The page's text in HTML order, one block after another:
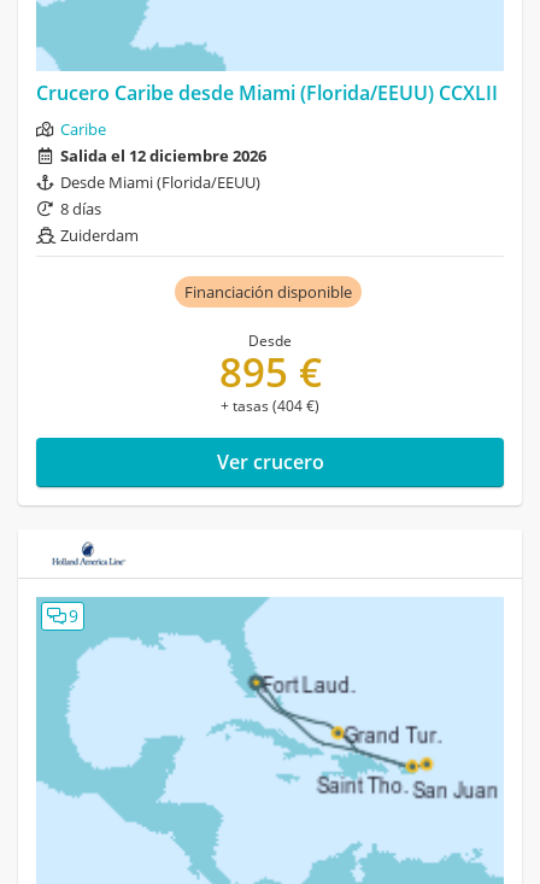
Crucero Caribe desde Miami (Florida/EEUU) CCXLII
Caribe
Salida el 12 diciembre 2026
Desde Miami (Florida/EEUU)
8 días
Zuiderdam
Financiación disponible
Desde
895 €
+ tasas (404 €)
Ver crucero
9